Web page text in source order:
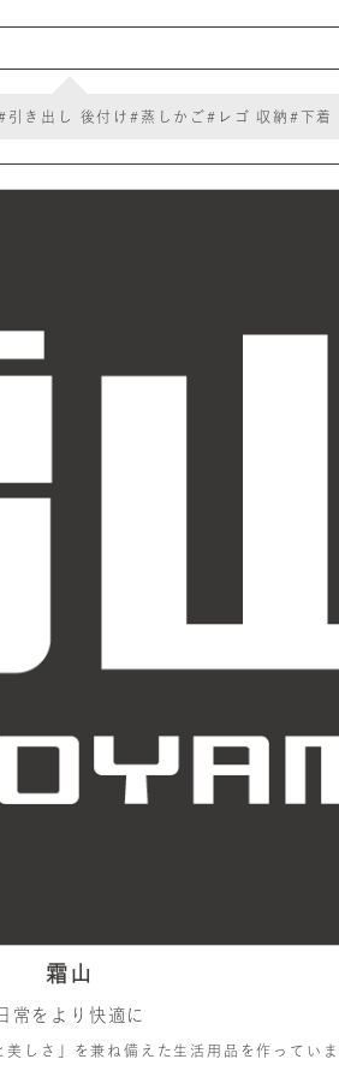
引き出し 後付け#蒸しかご#レゴ 収納 #下着
霜山
常をより快適に
しさ」を兼ね備えた生活用品を作ってい